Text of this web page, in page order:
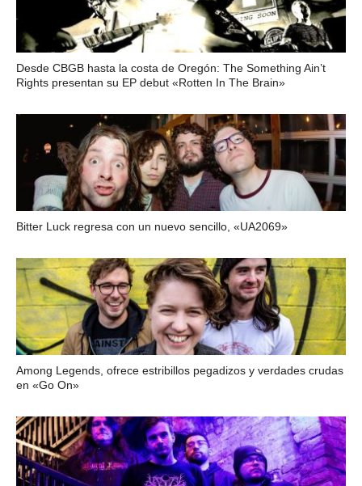
Desde CBGB hasta la costa de Oregón: The Something Ain’t
Rights presentan su EP debut «Rotten In The Brain»
Bitter Luck regresa con un nuevo sencillo, «UA2069»
Among Legends, ofrece estribillos pegadizos y verdades crudas
en «Go On»